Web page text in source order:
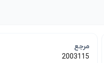
مرجع
2003115